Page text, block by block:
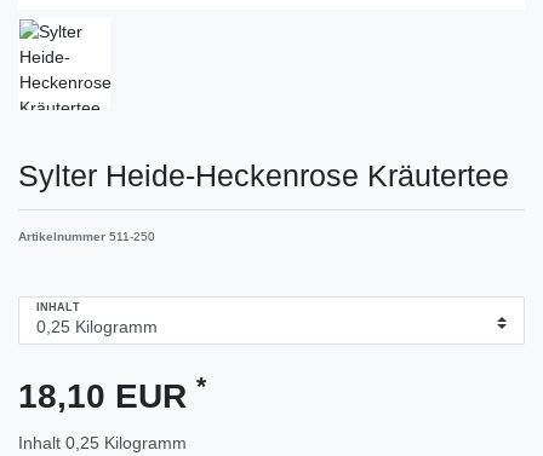
Sylter Heide-Heckenrose Kräutertee
Artikelnummer 511-250
INHALT
18,10 EUR *
Inhalt 0,25 Kilogramm